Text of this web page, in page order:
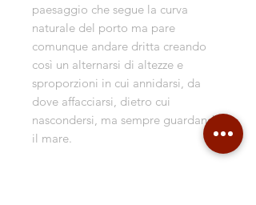
paesaggio che segue la curva
naturale del porto ma pare
comunque andare dritta creando
così un alternarsi di altezze e
sproporzioni in cui annidarsi, da
dove affacciarsi, dietro cui
nascondersi, ma sempre guardando
il mare.